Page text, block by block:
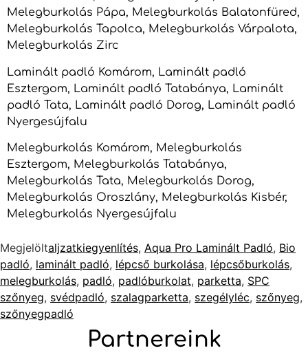
Melegburkolás Pápa, Melegburkolás Balatonfüred,
Melegburkolás Tapolca, Melegburkolás Várpalota,
Melegburkolás Zirc
Laminált padló Komárom, Laminált padló
Esztergom, Laminált padló Tatabánya, Laminált
padló Tata, Laminált padló Dorog, Laminált padló
Nyergesújfalu
Melegburkolás Komárom, Melegburkolás
Esztergom, Melegburkolás Tatabánya,
Melegburkolás Tata, Melegburkolás Dorog,
Melegburkolás Oroszlány, Melegburkolás Kisbér,
Melegburkolás Nyergesújfalu
Megjelöltaljzatkiegyenlítés, Aqua Pro Laminált Padló, Bio
padló, laminált padló, lépcső burkolása, lépcsőburkolás,
melegburkolás, padló, padlóburkolat, parketta, SPC
szőnyeg, svédpadló, szalagparketta, szegélyléc, szőnyeg,
szőnyegpadló
Partnereink